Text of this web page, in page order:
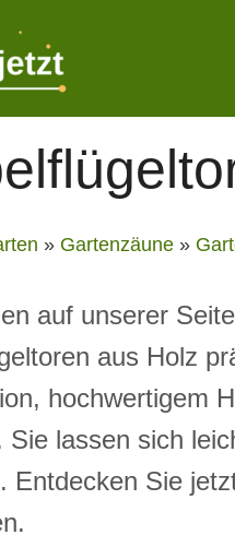
» Gartenzäune »
auf unserer
aus Holz
hochwertigem
Sie lassen sich
Entdecken Sie